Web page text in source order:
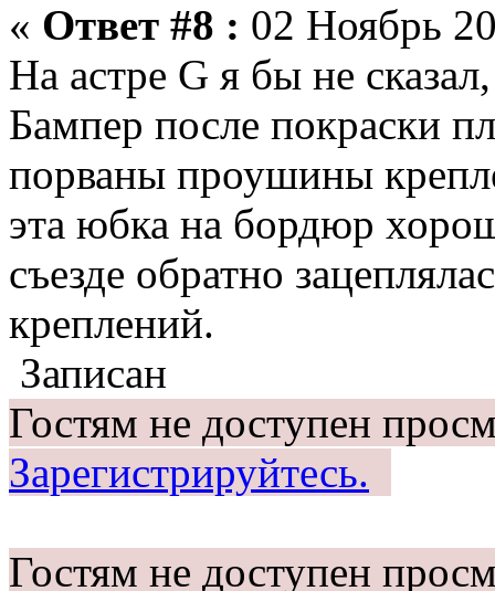
« Ответ #8 : 02 Ноябрь
На астре G я бы не
Бампер после покраски
порваны проушины
эта юбка на бордюр
съезде обратно
креплений.
Записан
Гостям не доступен
Зарегистрируйтесь.
Гостям не доступен